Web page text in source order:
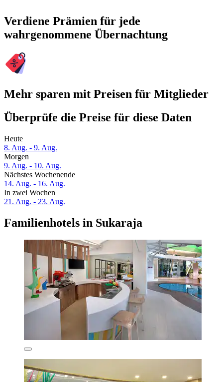
Verdiene Prämien für jede
wahrgenommene Übernachtung
Mehr sparen mit Preisen für Mitglieder
Überprüfe die Preise für diese Daten
Heute
8. Aug. - 9. Aug.
Morgen
9. Aug. - 10. Aug.
Nächstes Wochenende
14. Aug. - 16. Aug.
In zwei Wochen
21. Aug. - 23. Aug.
Familienhotels in Sukaraja